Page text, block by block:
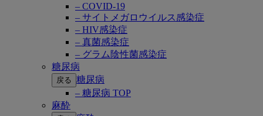
– COVID-19
– サイトメガロウイルス感染症
– HIV感染症
– 真菌感染症
– グラム陰性菌感染症
糖尿病
戻る 糖尿病
– 糖尿病 TOP
麻酔